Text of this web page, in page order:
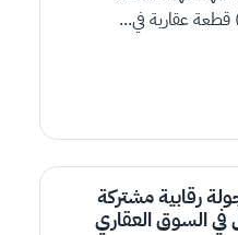
تنفذ (25) جولة رقابية مشتركة
في السوق العقاري